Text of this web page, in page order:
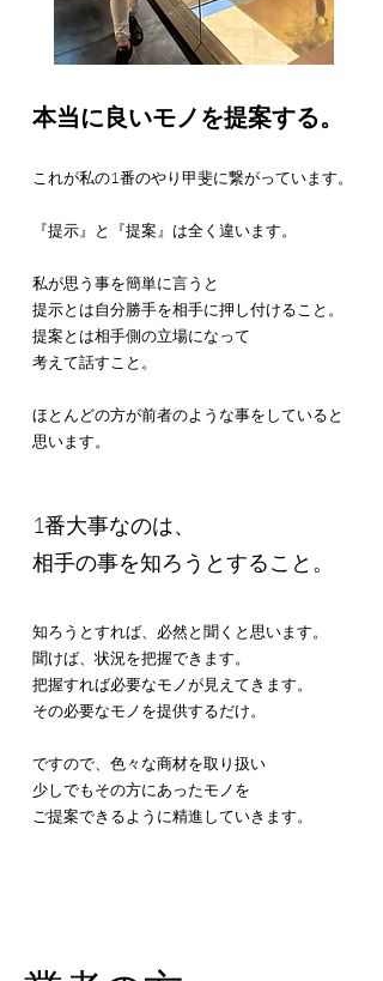
本当に良いモノを提案する。
これが私の1番のやり甲斐に繋がっています。
『提示』と『提案』は全く違います。
私が思う事を簡単に言うと
提示とは自分勝手を相手に押し付けること。
提案とは相手側の立場になって
考えて話すこと。
ほとんどの方が前者のような事をしていると
思います。
1番大事なのは、
相手の事を知ろうとすること。
知ろうとすれば、必然と聞くと思います。
聞けば、状況を把握できます。
把握すれば必要なモノが見えてきます。
その必要なモノを提供するだけ。
ですので、色々な商材を取り扱い
少しでもその方にあったモノを
ご提案できるように精進していきます。